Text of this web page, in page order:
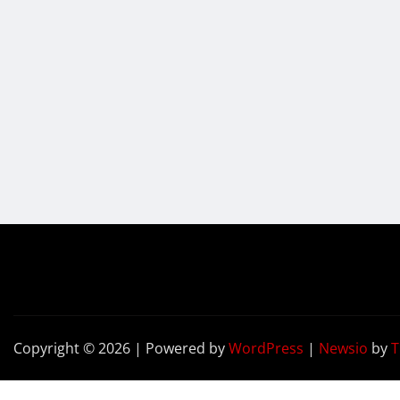
Copyright © 2026 | Powered byWordPress | Newsio by